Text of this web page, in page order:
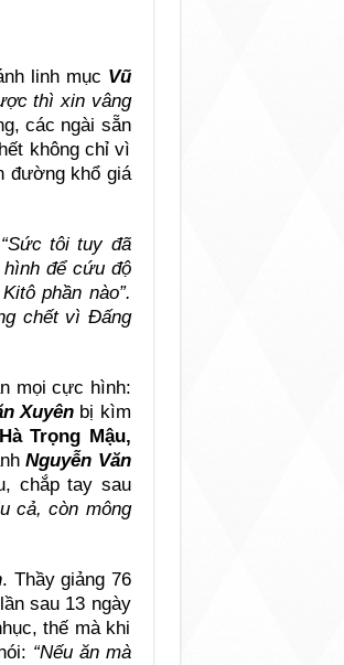
linh mục Vũ
thì xin vâng
các ngài sẵn
không chỉ vì
đường khổ giá
“Sức tôi tuy đã
để cứu độ
phần nào”.
chết vì Đấng
mọi cực hình:
Xuyên bị kìm
Hà Trọng Mậu,
Nguyễn Văn
chắp tay sau
cả, còn mông
. Thầy giảng 76
sau 13 ngày
thế mà khi
“Nếu ăn mà